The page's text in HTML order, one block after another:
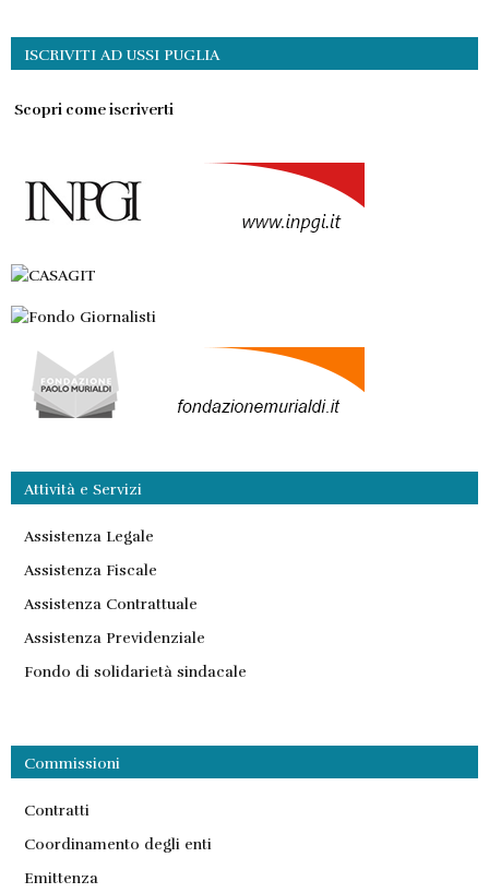
ISCRIVITI AD USSI PUGLIA
Scopri come iscriverti
Attività e Servizi
Assistenza Legale
Assistenza Fiscale
Assistenza Contrattuale
Assistenza Previdenziale
Fondo di solidarietà sindacale
Commissioni
Contratti
Coordinamento degli enti
Emittenza